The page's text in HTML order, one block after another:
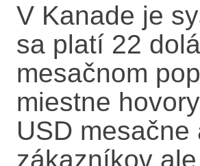
V Kanade je
sa platí 22
mesačnom
miestne
USD
zákazníkov